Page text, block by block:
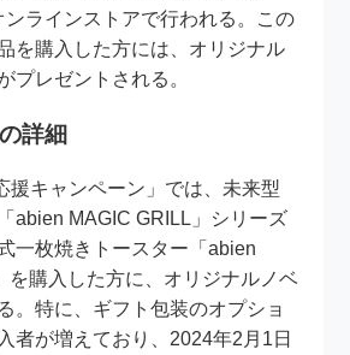
ラインストアで行われる。この
を購入した方には、オリジナル
プレゼントされる。
詳細
援キャンペーン」では、未来型
abien MAGIC GRILL」シリーズ
一枚焼きトースター「abien
を購入した方に、オリジナルノベ
。特に、ギフト包装のオプショ
者が増えており、2024年2月1日